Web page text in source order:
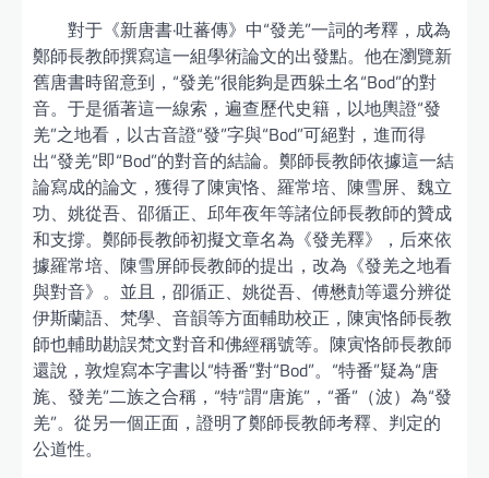
對于《新唐書·吐蕃傳》中“發羌”一詞的考釋，成為
鄭師長教師撰寫這一組學術論文的出發點。他在瀏覽新
舊唐書時留意到，“發羌”很能夠是西躲土名“Bod”的對
音。于是循著這一線索，遍查歷代史籍，以地輿證“發
羌”之地看，以古音證“發”字與“Bod”可絕對，進而得
出“發羌”即“Bod”的對音的結論。鄭師長教師依據這一結
論寫成的論文，獲得了陳寅恪、羅常培、陳雪屏、魏立
功、姚從吾、邵循正、邱年夜年等諸位師長教師的贊成
和支撐。鄭師長教師初擬文章名為《發羌釋》，后來依
據羅常培、陳雪屏師長教師的提出，改為《發羌之地看
與對音》。並且，卲循正、姚從吾、傅懋勣等還分辨從
伊斯蘭語、梵學、音韻等方面輔助校正，陳寅恪師長教
師也輔助勘誤梵文對音和佛經稱號等。陳寅恪師長教師
還說，敦煌寫本字書以“特番”對“Bod”。“特番”疑為“唐
旄、發羌”二族之合稱，“特”謂“唐旄”，“番”（波）為“發
羌”。從另一個正面，證明了鄭師長教師考釋、判定的
公道性。